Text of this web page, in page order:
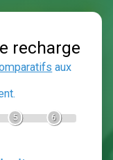
de
comparatifs